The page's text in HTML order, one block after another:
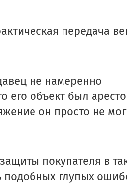
передача
не намеренно
его объект был
он просто не мог
покупателя в
подобных глупых